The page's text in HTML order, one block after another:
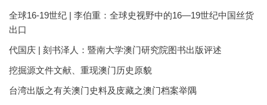
全球16-19世纪 | 李伯重：全球史视野中的16—19世纪中国丝货
出口
代国庆 | 刻书泽人：暨南大学澳门研究院图书出版评述
挖掘源文件文献、重现澳门历史原貌
台湾出版之有关澳门史料及庋藏之澳门档案举隅